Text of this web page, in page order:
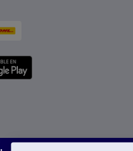
reservados